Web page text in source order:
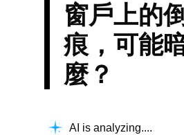
窗戶上的
痕，可能
麼？
AI is analyzing...